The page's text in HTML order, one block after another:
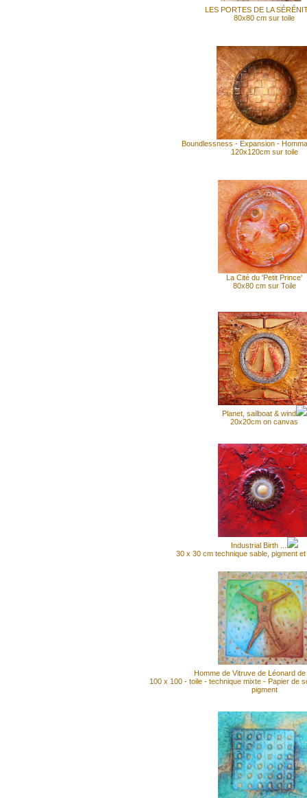
LES PORTES DE LA
80x80 cm sur toile
Boundlessness - Expansion -
120x120cm sur toile
La Cité du 'Petit Prince'
80x80 cm sur Toile
Planet, sailboat & wind
20x20cm on canvas
Industrial Birth ...
30 x 30 cm technique sable, pigment
Homme de Vitruve de Léonard
100 x 100 - toile - technique mixte - Papier de
pigment